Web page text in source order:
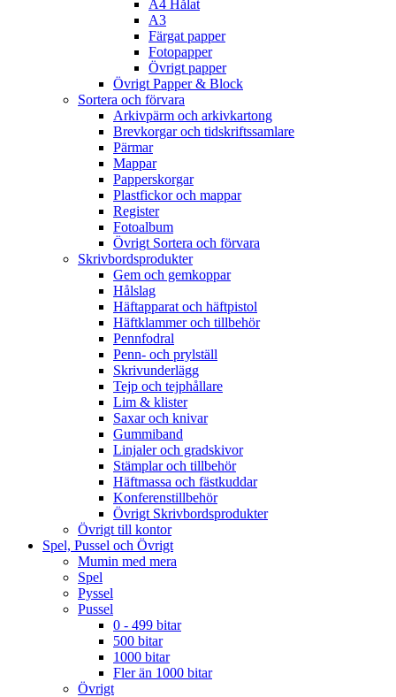
A4 Hålat
A3
Färgat papper
Fotopapper
Övrigt papper
Övrigt Papper & Block
Sortera och förvara
Arkivpärm och arkivkartong
Brevkorgar och tidskriftssamlare
Pärmar
Mappar
Papperskorgar
Plastfickor och mappar
Register
Fotoalbum
Övrigt Sortera och förvara
Skrivbordsprodukter
Gem och gemkoppar
Hålslag
Häftapparat och häftpistol
Häftklammer och tillbehör
Pennfodral
Penn- och prylställ
Skrivunderlägg
Tejp och tejphållare
Lim & klister
Saxar och knivar
Gummiband
Linjaler och gradskivor
Stämplar och tillbehör
Häftmassa och fästkuddar
Konferenstillbehör
Övrigt Skrivbordsprodukter
Övrigt till kontor
Spel, Pussel och Övrigt
Mumin med mera
Spel
Pyssel
Pussel
0 - 499 bitar
500 bitar
1000 bitar
Fler än 1000 bitar
Övrigt